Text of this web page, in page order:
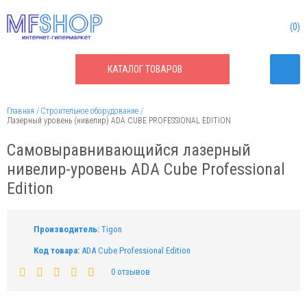
КАТАЛОГТОВАРОВ
0
Главная
Строительное оборудование
Лазерный уровень (нивелир) ADA CUBE PROFESSIONAL EDITION
Самовыравнивающийся лазерный
нивелир-уровень ADA Cube Professional
Edition
Производитель: Tigon
Код товара: ADA Cube Professional Edition
0 отзывов